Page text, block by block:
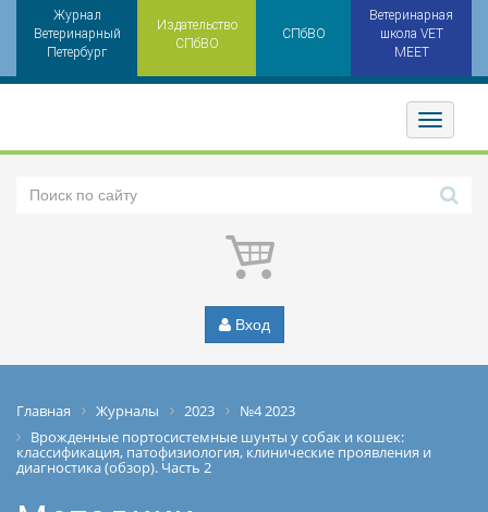
Журнал
Ветеринарный
Петербург
Издательство
СПбВО
СПбВО
Ветеринарная
школа VET
MEET
Toggler
Вход
Главная Журналы 2023
№4 2023
Врожденные портосистемные шунты у собак и кошек:
классификация, патофизиология, клинические проявления и
диагностика (обзор). Часть 2